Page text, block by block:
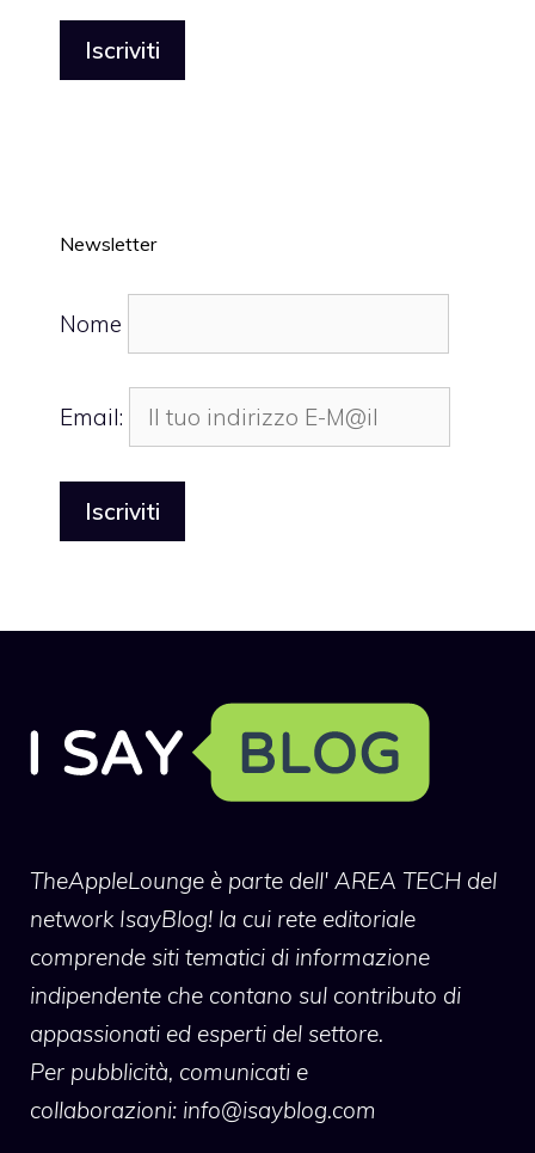
Newsletter
Nome
Email:
TheAppleLounge è parte dell' AREA TECH del
network IsayBlog! la cui rete editoriale
comprende siti tematici di informazione
indipendente che contano sul contributo di
appassionati ed esperti del settore.
Per pubblicità, comunicati e
collaborazioni: info@isayblog.com